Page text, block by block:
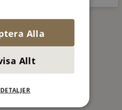
OSS
Alla
Allt